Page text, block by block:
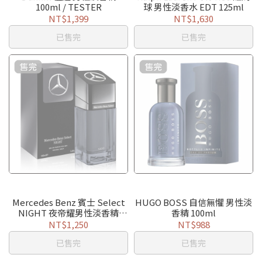
100ml / TESTER
NT$1,399
已售完
球 男性淡香水 EDT 125ml
NT$1,630
已售完
Mercedes Benz 賓士 Select
NIGHT 夜帝耀男性淡香精
100ml
NT$1,250
已售完
HUGO BOSS 自信無懼 男性淡
香精 100ml
NT$988
已售完